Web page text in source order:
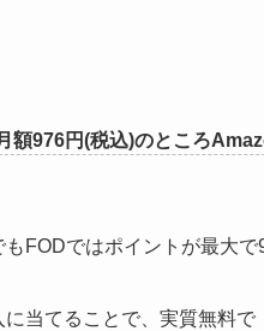
額976円(税込)のところ
FODではポイントが最大
当てることで、実質無料